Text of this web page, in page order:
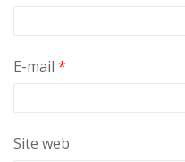
E-mail *
Site web